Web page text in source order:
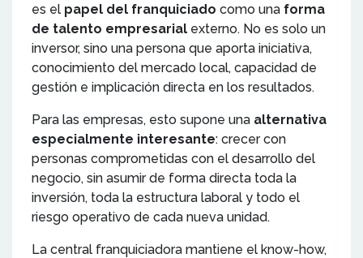
es el papel del franquiciado como una forma
de talento empresarial externo. No es solo un
inversor, sino una persona que aporta iniciativa,
conocimiento del mercado local, capacidad de
gestión e implicación directa en los resultados.
Para las empresas, esto supone una alternativa
especialmente interesante: crecer con
personas comprometidas con el desarrollo del
negocio, sin asumir de forma directa toda la
inversión, toda la estructura laboral y todo el
riesgo operativo de cada nueva unidad.
La central franquiciadora mantiene el know-how,